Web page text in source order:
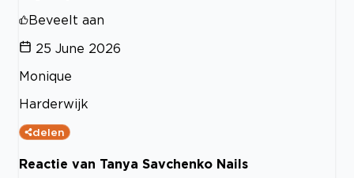
Beveelt aan
25 June 2026
Monique
Harderwijk
delen
Reactie van Tanya Savchenko Nails